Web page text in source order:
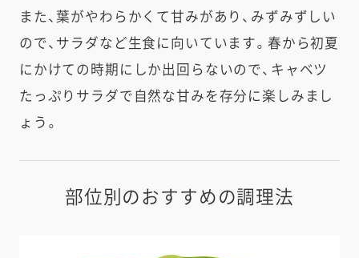
また、葉がやわらかくて甘みがあり、みずみずしい
ので、サラダなど生食に向いています。春から初夏
にかけての時期にしか出回らないので、キャベツ
たっぷりサラダで自然な甘みを存分に楽しみまし
ょう。
部位別のおすすめの調理法